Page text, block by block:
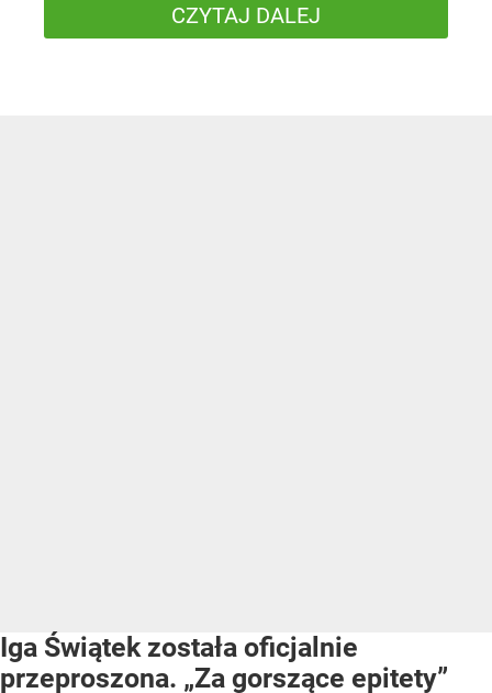
CZYTAJ DALEJ
Iga Świątek została oficjalnie
przeproszona. „Za gorszące epitety”